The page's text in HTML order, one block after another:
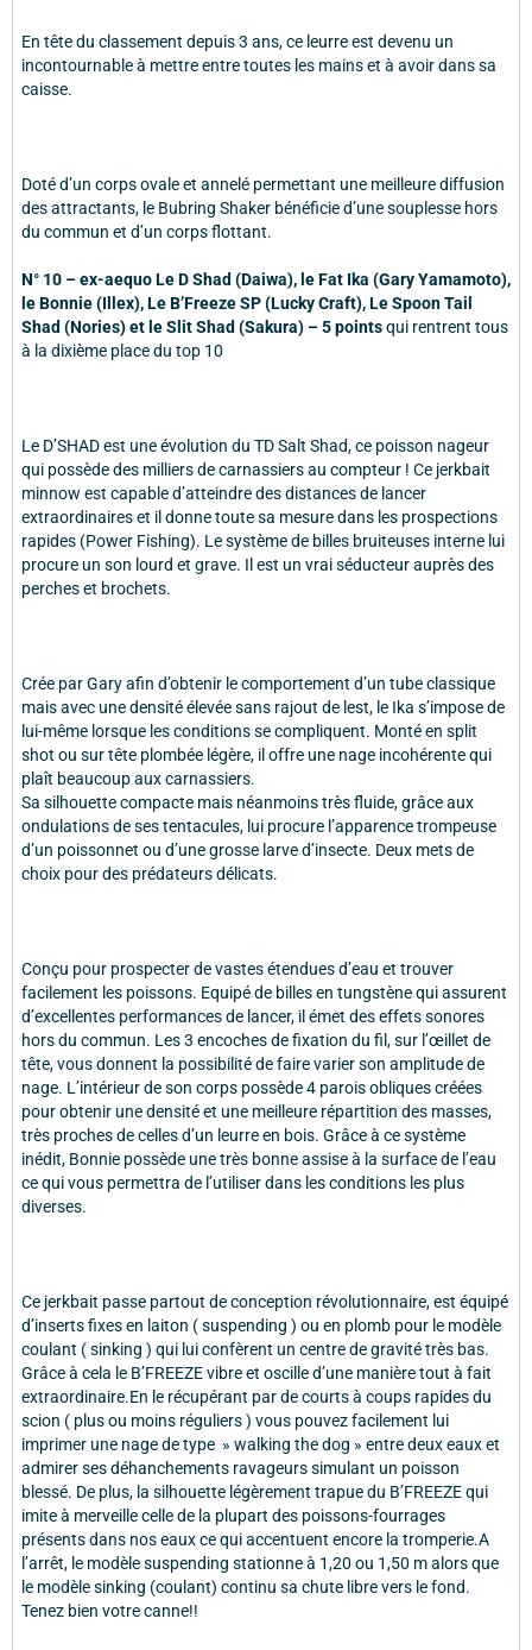
En tête du classement depuis 3 ans, ce leurre est devenu un
incontournable à mettre entre toutes les mains et à avoir dans sa
caisse.
Doté d’un corps ovale et annelé permettant une meilleure diffusion
des attractants, le Bubring Shaker bénéficie d’une souplesse hors
du commun et d’un corps flottant.
N° 10 – ex-aequo Le D Shad (Daiwa), le Fat Ika (Gary Yamamoto),
le Bonnie (Illex), Le B’Freeze SP (Lucky Craft), Le Spoon Tail
Shad (Nories) et le Slit Shad (Sakura) – 5 pointsqui rentrent tous
à la dixième place du top 10
Le D’SHAD est une évolution du TD Salt Shad, ce poisson nageur
qui possède des milliers de carnassiers au compteur ! Ce jerkbait
minnow est capable d’atteindre des distances de lancer
extraordinaires et il donne toute sa mesure dans les prospections
rapides (Power Fishing). Le système de billes bruiteuses interne lui
procure un son lourd et grave. Il est un vrai séducteur auprès des
perches et brochets.
Crée par Gary afin d’obtenir le comportement d’un tube classique
mais avec une densité élevée sans rajout de lest, le Ika s’impose de
lui-même lorsque les conditions se compliquent. Monté en split
shot ou sur tête plombée légère, il offre une nage incohérente qui
plaît beaucoup aux carnassiers.
Sa silhouette compacte mais néanmoins très fluide, grâce aux
ondulations de ses tentacules, lui procure l’apparence trompeuse
d’un poissonnet ou d’une grosse larve d’insecte. Deux mets de
choix pour des prédateurs délicats.
Conçu pour prospecter de vastes étendues d’eau et trouver
facilement les poissons. Equipé de billes en tungstène qui assurent
d’excellentes performances de lancer, il émet des effets sonores
hors du commun. Les 3 encoches de fixation du fil, sur l’œillet de
tête, vous donnent la possibilité de faire varier son amplitude de
nage. L’intérieur de son corps possède 4 parois obliques créées
pour obtenir une densité et une meilleure répartition des masses,
très proches de celles d’un leurre en bois. Grâce à ce système
inédit, Bonnie possède une très bonne assise à la surface de l’eau
ce qui vous permettra de l’utiliser dans les conditions les plus
diverses.
Ce jerkbait passe partout de conception révolutionnaire, est équipé
d’inserts fixes en laiton ( suspending ) ou en plomb pour le modèle
coulant ( sinking ) qui lui confèrent un centre de gravité très bas.
Grâce à cela le B’FREEZE vibre et oscille d’une manière tout à fait
extraordinaire.En le récupérant par de courts à coups rapides du
scion ( plus ou moins réguliers ) vous pouvez facilement lui
imprimer une nage de type » walking the dog » entre deux eaux et
admirer ses déhanchements ravageurs simulant un poisson
blessé. De plus, la silhouette légèrement trapue du B’FREEZE qui
imite à merveille celle de la plupart des poissons-fourrages
présents dans nos eaux ce qui accentuent encore la tromperie.A
l’arrêt, le modèle suspending stationne à 1,20 ou 1,50 m alors que
le modèle sinking (coulant) continu sa chute libre vers le fond.
Tenez bien votre canne!!